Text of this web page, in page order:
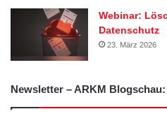
Webinar:
Datenschutz
23. März 2026
Newsletter – ARKM Blogschau: